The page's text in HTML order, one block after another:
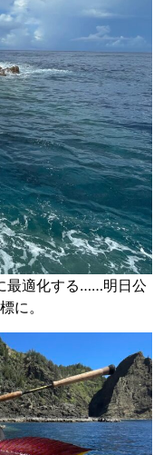
最適化する……明日公
に。